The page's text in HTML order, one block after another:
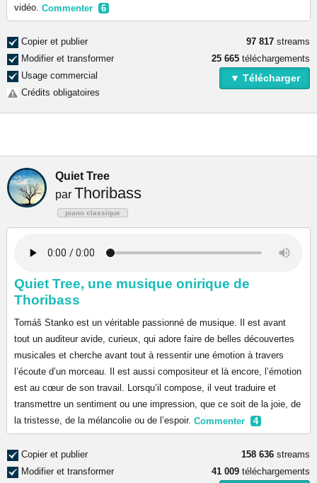
vidéo. Commenter 6
Copier et publier
Modifier et transformer
Usage commercial
Crédits obligatoires
97 817 streams
25 665 téléchargements
▼ Télécharger
Quiet Tree
par Thoribass
piano classique
Quiet Tree, une musique onirique de
Thoribass
Tomáš Stanko est un véritable passionné de musique. Il est avant
tout un auditeur avide, curieux, qui adore faire de belles découvertes
musicales et cherche avant tout à ressentir une émotion à travers
l’écoute d’un morceau. Il est aussi compositeur et là encore, l’émotion
est au cœur de son travail. Lorsqu’il compose, il veut traduire et
transmettre un sentiment ou une impression, que ce soit de la joie, de
la tristesse, de la mélancolie ou de l’espoir. Commenter 4
Copier et publier
Modifier et transformer
158 636 streams
41 009 téléchargements